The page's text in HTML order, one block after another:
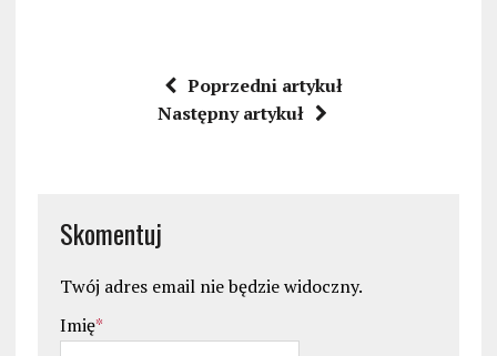
Poprzedni artykuł
Następny artykuł
Skomentuj
Twój adres email nie będzie widoczny.
Imię*